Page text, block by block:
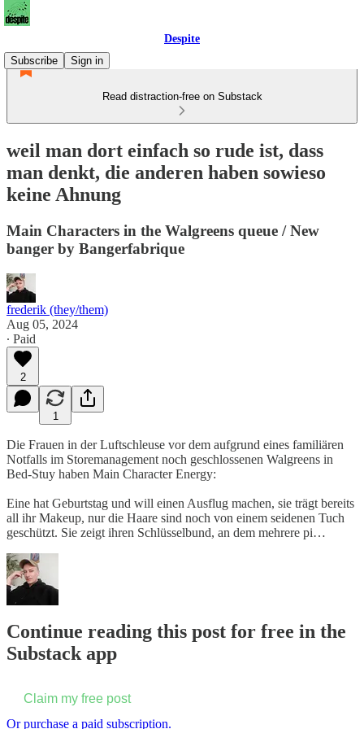
Despite
Subscribe
Sign in
Read distraction-free on Substack
weil man dort einfach so rude ist, dass
man denkt, die anderen haben sowieso
keine Ahnung
Main Characters in the Walgreens queue / New
banger by Bangerfabrique
frederik (they/them)
Aug 05, 2024
∙ Paid
2
1
Die Frauen in der Luftschleuse vor dem aufgrund eines familiären
Notfalls im Storemanagement noch geschlossenen Walgreens in
Bed-Stuy haben Main Character Energy:
Eine hat Geburtstag und will einen Ausflug machen, sie trägt bereits
all ihr Makeup, nur die Haare sind noch von einem seidenen Tuch
geschützt. Sie zeigt ihren Schlüsselbund, an dem mehrere pi…
Continue reading this post for free in the
Substack app
Claim my free post
Or purchase a paid subscription.